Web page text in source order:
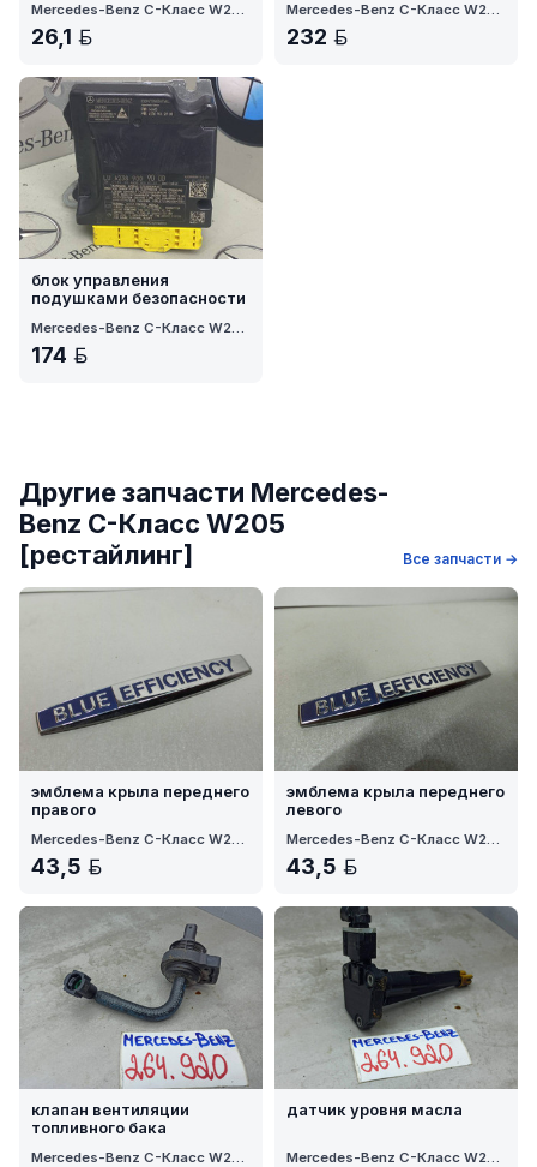
Mercedes-Benz C-Класс W205 рест. 2020
26,1
Mercedes-Benz C-Класс W205 рест. 2020
232
блок управления
подушками безопасности
Mercedes-Benz C-Класс W205 рест. 2020
174
Другие запчасти Mercedes-
Benz C-Класс W205
[рестайлинг]
Все запчасти →
эмблема крыла переднего
правого
43,5
эмблема крыла переднего
левого
43,5
клапан вентиляции
топливного бака
датчик уровня масла